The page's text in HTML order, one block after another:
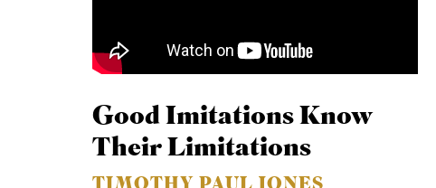
Good Imitations Know
Their Limitations